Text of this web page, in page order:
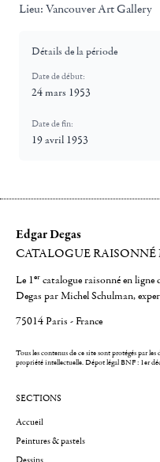
Lieu: Vancouver Art Gallery
Détails de la période
Date de début:
24 mars 1953
Date de fin:
19 avril 1953
Edgar Degas
CATALOGUE
Le 1er catalogue raisonné en ligne
Degas par Michel Schulman,
75014 Paris - France
Tous les contenus de ce site sont protégés par
propriété intellectuelle.Dépot légal BNF : 1er
SECTIONS
Accueil
Peintures & pastels